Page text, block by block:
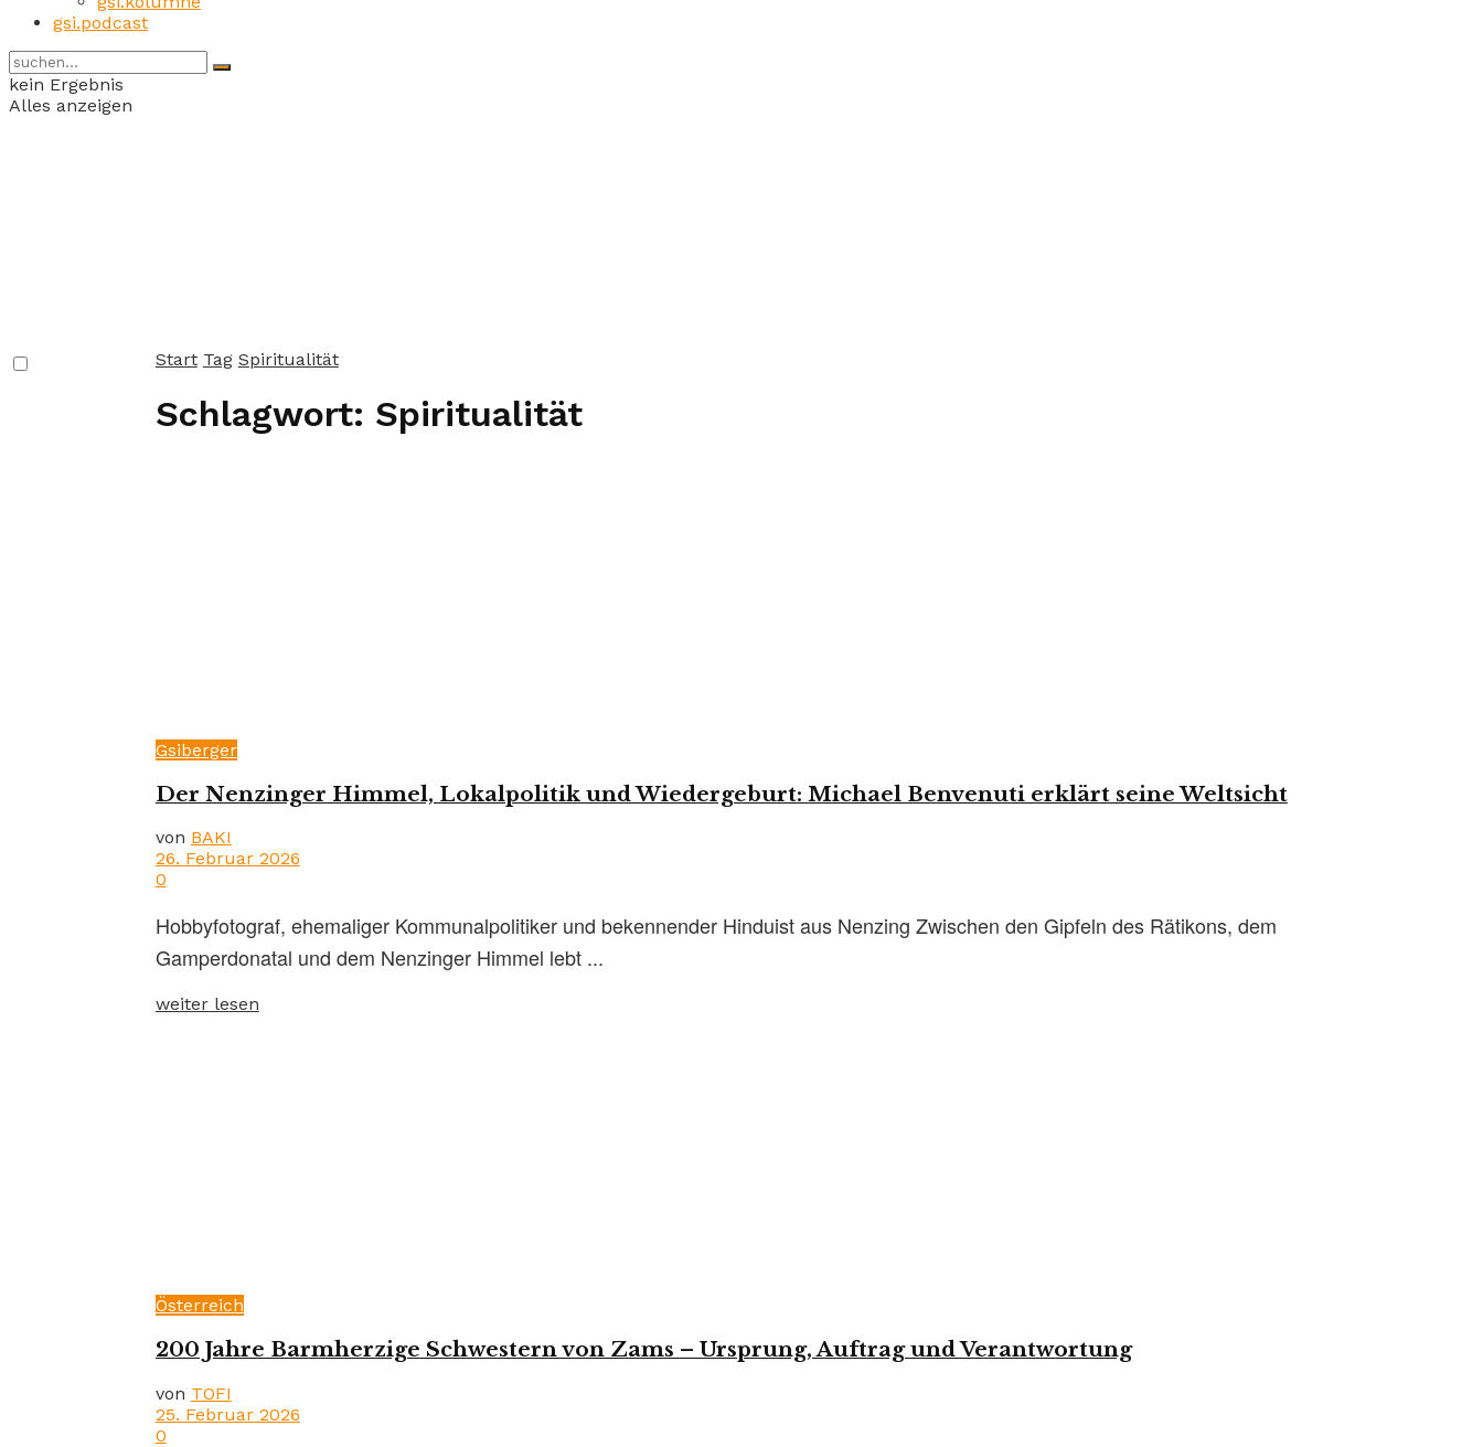
gsi.podcast
kein Ergebnis
Alles anzeigen
Start Tag Spiritualität
Schlagwort: Spiritualität
Gsiberger
Der Nenzinger Himmel, Lokalpolitik und Wiedergeburt: Michael Benvenuti erklärt seine Weltsicht
von BAKI
26. Februar 2026
0
Hobbyfotograf, ehemaliger Kommunalpolitiker und bekennender Hinduist aus Nenzing Zwischen den Gipfeln des Rätikons, dem
Gamperdonatal und dem Nenzinger Himmel lebt ...
weiter lesen
Österreich
200 Jahre Barmherzige Schwestern von Zams – Ursprung, Auftrag und Verantwortung
von TOFI
25. Februar 2026
0